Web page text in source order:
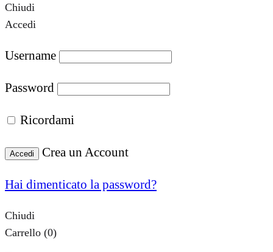
Chiudi
Accedi
Username
Password
Ricordami
Accedi Crea un Account
Hai dimenticato la password?
Chiudi
Carrello (0)